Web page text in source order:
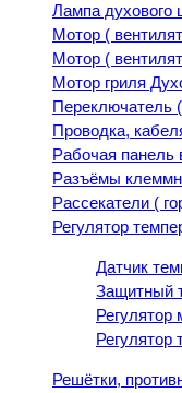
Лампа духового
Мотор (
Мотор (
Мотор гриля
Переключатель
Проводка,
Рабочая панель
Разъёмы
Рассекатели (
Регулятор
Датчик
Защитный
Регулятор
Решётки,